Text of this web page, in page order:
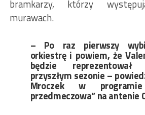
bramkarzy, którzy
murawach.
– Po raz pierwszy
orkiestrę i powiem, że
będzie
przyszłym sezonie –
Mroczek w programie
przedmeczowa” na antenie